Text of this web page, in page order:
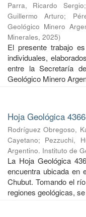
Parra, Ricardo Sergio
Guillermo Arturo;
Geológico Minero
Minerales, 2025)
El presente trabajo
individuales,
entre la Secretaría
Geológico Minero
Hoja Geológica
Rodríguez Obregoso,
Cayetano; Pezzuchi,
Argentino. Instituto de
La Hoja Geológica
encuentra ubicada en
Chubut. Tomando el
regiones geológicas,